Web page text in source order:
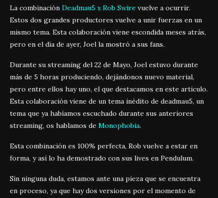
La combinación Deadmau5 x Rob Swire vuelve a ocurrir.
Estos dos grandes productores vuelve a unir fuerzas en un
mismo tema. Esta colaboración viene escondida meses atrás,
pero en el día de ayer, Joel la mostró a sus fans.
Durante su streaming del 22 de Mayo, Joel estuvo durante
más de 5 horas produciendo, dejándonos nuevo material,
pero entre ellos hay uno, el que destacamos en este articulo.
Esta colaboración viene de un tema inédito de deadmau5, un
tema que ya habíamos escuchado durante sus anteriores
streaming, os hablamos de Monophobia.
Esta combinación es 100% perfecta, Rob vuelve a estar en
forma, y así lo ha demostrado con sus lives en Pendulum.
Sin ninguna duda, estamos ante una pieza que se encuentra
en proceso, ya que hay dos versiones por el momento de